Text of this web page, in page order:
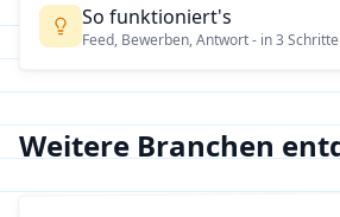
So funktioniert's
Feed, Bewerben, Antwort - in 3
Weitere Branchen